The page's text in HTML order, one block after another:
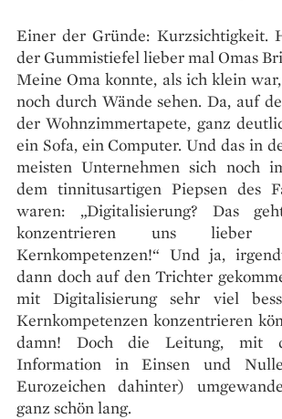
Einer der Gründe: Kurzsichtigkeit.
der Gummistiefel lieber mal Omas
Meine Oma konnte, als ich klein
noch durch Wände sehen. Da, auf
der Wohnzimmertapete, ganz
ein Sofa, ein Computer. Und das in
meisten Unternehmen sich noch
dem tinnitusartigen Piepsen des
waren: „Digitalisierung? Das
konzen­trieren uns lieber
Kernkompetenzen!“ Und ja,
dann doch auf den Trichter
mit Digitalisierung sehr viel
Kernkompetenzen konzentrieren
damn! Doch die Leitung, mit
Information in Einsen und
Eurozeichen dahinter)
ganz schön lang.